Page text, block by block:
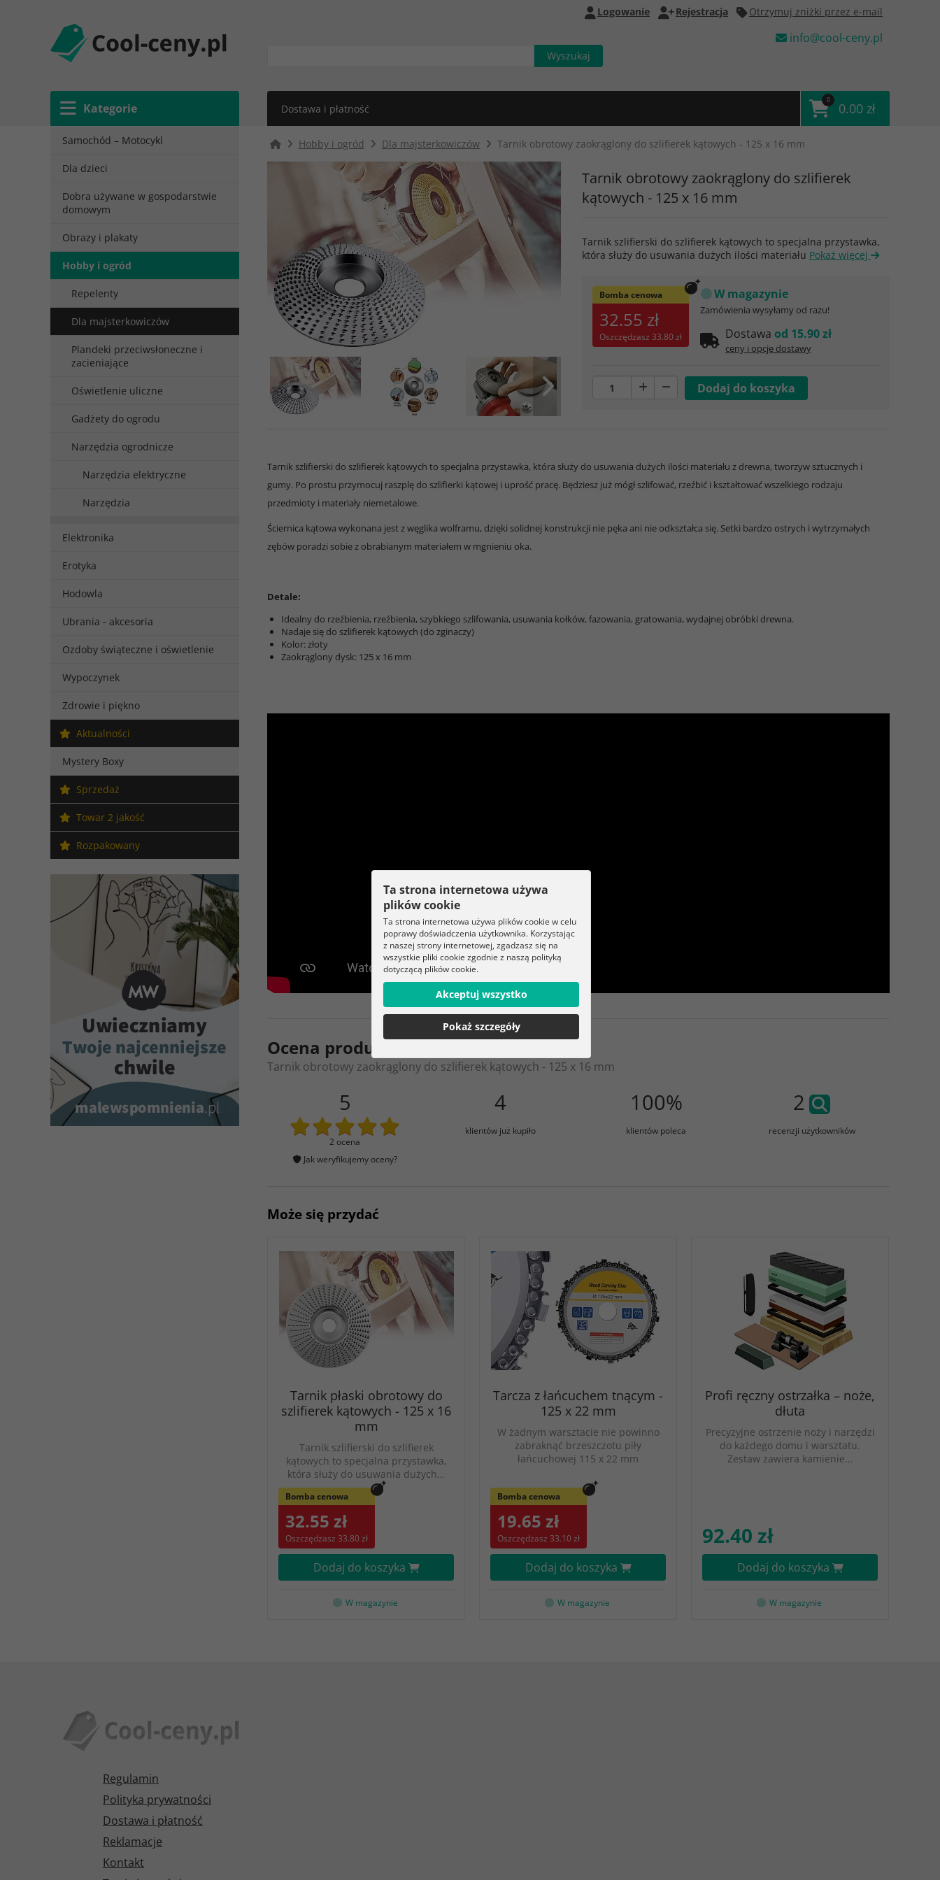
Kategorie
Logowanie Rejestracja Otrzymuj zniżki przez e-mail
info@cool-ceny.pl
Dostawa i płatność
0
0.00 zł
Samochód – Motocykl
Dla dzieci
Dobra używane w gospodarstwie
domowym
Obrazy i plakaty
Hobby i ogród
Repelenty
Dla majsterkowiczów
Plandeki przeciwsłoneczne i
zacieniające
Oświetlenie uliczne
Gadżety do ogrodu
Narzędzia ogrodnicze
Narzędzia elektryczne
Narzędzia
Elektronika
Erotyka
Hodowla
Ubrania - akcesoria
Ozdoby świąteczne i oświetlenie
Wypoczynek
Zdrowie i piękno
Aktualności
Mystery Boxy
Sprzedaż
Towar 2 jakość
Rozpakowany
Hobby i ogród Dla majsterkowiczów Tarnik obrotowy zaokrąglony do szlifierek kątowych - 125 x 16 mm
Tarnik obrotowy zaokrąglony do szlifierek
kątowych - 125 x 16 mm
Tarnik szlifierski do szlifierek kątowych to specjalna przystawka,
która służy do usuwania dużych ilości materiału Pokaż więcej
Bomba cenowa
32.55 zł
Oszczędzasz 33.80 zł
W magazynie
Zamówienia wysyłamy od razu!
Dostawa od 15.90 zł
ceny i opcje dostawy
Tarnik szlifierski do szlifierek kątowych to specjalna przystawka, która służy do usuwania dużych ilości materiału z drewna, tworzyw sztucznych i
gumy. Po prostu przymocuj raszplę do szlifierki kątowej i uprość pracę. Będziesz już mógł szlifować, rzeźbić i kształtować wszelkiego rodzaju
przedmioty i materiały niemetalowe.
Ściernica kątowa wykonana jest z węglika wolframu, dzięki solidnej konstrukcji nie pęka ani nie odkształca się. Setki bardzo ostrych i wytrzymałych
zębów poradzi sobie z obrabianym materiałem w mgnieniu oka.
Detale:
Idealny do rzeźbienia, rzeźbienia, szybkiego szlifowania, usuwania kołków, fazowania, gratowania, wydajnej obróbki drewna.
Nadaje się do szlifierek kątowych (do zginaczy)
Kolor: złoty
Zaokrąglony dysk: 125 x 16 mm
Ocena produktu
Tarnik obrotowy zaokrąglony do szlifierek kątowych - 125 x 16 mm
5
2 ocena
Jak weryfikujemy oceny?
4
klientów już kupiło
100%
klientów poleca
2
recenzji użytkowników
Może się przydać
Tarnik płaski obrotowy do
szlifierek kątowych - 125 x 16
mm
Tarnik szlifierski do szlifierek
kątowych to specjalna przystawka,
która służy do usuwania dużych…
Bomba cenowa
32.55 zł
Oszczędzasz 33.80 zł
Dodaj do koszyka
W magazynie
Tarcza z łańcuchem tnącym -
125 x 22 mm
W żadnym warsztacie nie powinno
zabraknąć brzeszczotu piły
łańcuchowej 115 x 22 mm
Bomba cenowa
19.65 zł
Oszczędzasz 33.10 zł
Dodaj do koszyka
W magazynie
Profi ręczny ostrzałka – noże,
dłuta
Precyzyjne ostrzenie noży i narzędzi
do każdego domu i warsztatu.
Zestaw zawiera kamienie…
92.40 zł
Dodaj do koszyka
W magazynie
Regulamin
Polityka prywatności
Dostawa i płatność
Reklamacje
Kontakt
Ta strona internetowa używa
plików cookie
Ta strona internetowa używa plików cookie w celu
poprawy doświadczenia użytkownika. Korzystając
z naszej strony internetowej, zgadzasz się na
wszystkie pliki cookie zgodnie z naszą polityką
dotyczącą plików cookie.
Akceptuj wszystko
Pokaż szczegóły